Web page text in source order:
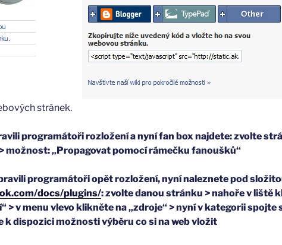
stránek.
programátoři rozložení a nyní fan box najdete: zvolte
možnost: „Propagovat pomocí rámečku fanoušků“
programátoři opět rozložení, nyní naleznete pod
docs/plugins/: zvolte danou stránku > nahoře v liště
> v menu vlevo klikněte na „zdroje“ > nyní v kategorii spojte
k dispozici možnosti výběru co si na web vložit